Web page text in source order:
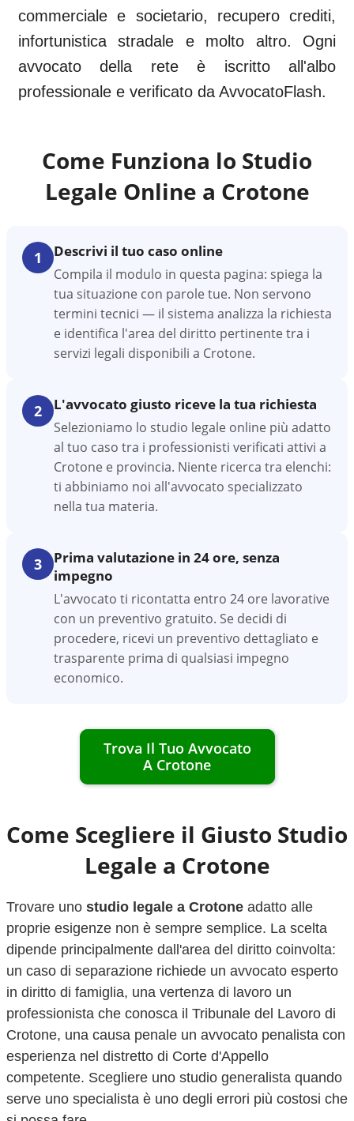
commerciale e societario, recupero crediti,
infortunistica stradale e molto altro. Ogni
avvocato della rete è iscritto all'albo
professionale e verificato da AvvocatoFlash.
Come Funziona lo Studio
Legale Online a Crotone
1 Descrivi il tuo caso online
Compila il modulo in questa pagina: spiega la
tua situazione con parole tue. Non servono
termini tecnici — il sistema analizza la richiesta
e identifica l'area del diritto pertinente tra i
servizi legali disponibili a Crotone.
2 L'avvocato giusto riceve la tua richiesta
Selezioniamo lo studio legale online più adatto
al tuo caso tra i professionisti verificati attivi a
Crotone e provincia. Niente ricerca tra elenchi:
ti abbiniamo noi all'avvocato specializzato
nella tua materia.
3
Prima valutazione in 24 ore, senza
impegno
L'avvocato ti ricontatta entro 24 ore lavorative
con un preventivo gratuito. Se decidi di
procedere, ricevi un preventivo dettagliato e
trasparente prima di qualsiasi impegno
economico.
Trova Il Tuo Avvocato
A Crotone
Come Scegliere il Giusto Studio
Legale a Crotone
Trovare uno studio legale a Crotone adatto alle
proprie esigenze non è sempre semplice. La scelta
dipende principalmente dall'area del diritto coinvolta:
un caso di separazione richiede un avvocato esperto
in diritto di famiglia, una vertenza di lavoro un
professionista che conosca il Tribunale del Lavoro di
Crotone, una causa penale un avvocato penalista con
esperienza nel distretto di Corte d'Appello
competente. Scegliere uno studio generalista quando
serve uno specialista è uno degli errori più costosi che